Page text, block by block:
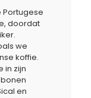
Portugese
doordat
we
koffie.
in zijn
en